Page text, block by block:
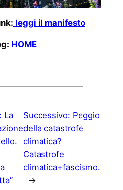
leggi il manifesto
HOME
La
Successivo: Peggio
della catastrofe
climatica?
Catastrofe
climatica+fascismo.
→